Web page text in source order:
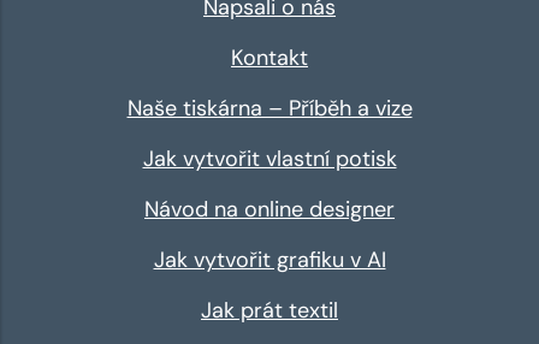
Napsali o nás
Kontakt
Naše tiskárna – Příběh a vize
Jak vytvořit vlastní potisk
Návod na online designer
Jak vytvořit grafiku v AI
Jak prát textil